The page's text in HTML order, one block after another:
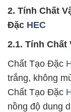
2. Tính Chất
Đặc HEC
2.1. Tính Chất
Chất Tạo Đặc
trắng, không
Chất Tạo Đặc
nồng độ dung